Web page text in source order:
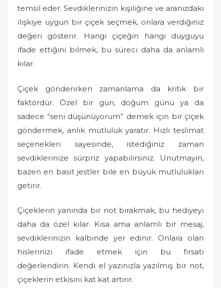
temsil eder. Sevdiklerinizin kişiliğine ve aranızdaki
ilişkiye uygun bir çiçek seçmek, onlara verdiğiniz
değeri gösterir. Hangi çiçeğin hangi duyguyu
ifade ettiğini bilmek, bu süreci daha da anlamlı
kılar.
Çiçek gönderirken zamanlama da kritik bir
faktördür. Özel bir gün, doğum günü ya da
sadece “seni düşünüyorum” demek için bir çiçek
göndermek, anlık mutluluk yaratır. Hızlı teslimat
seçenekleri sayesinde, istediğiniz zaman
sevdiklerinize sürpriz yapabilirsiniz. Unutmayın,
bazen en basit jestler bile en büyük mutlulukları
getirir.
Çiçeklerin yanında bir not bırakmak, bu hediyeyi
daha da özel kılar. Kısa ama anlamlı bir mesaj,
sevdiklerinizin kalbinde yer edinir. Onlara olan
hislerinizi ifade etmek için bu fırsatı
değerlendirin. Kendi el yazınızla yazılmış bir not,
çiçeklerin etkisini kat kat artırır.